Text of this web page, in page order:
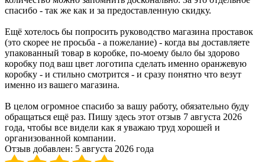
спасибо - так же как и за предоставленную скидку.
Ещё хотелось бы попросить руководство магазина проставок
(это скорее не просьба - а пожелание) - когда вы доставляете
упакованный товар в коробке, по-моему было бы здорово
коробку под ваш цвет логотипа сделать именно оранжевую
коробку - и стильно смотрится - и сразу понятно что везут
именно из вашего магазина.
В целом огромное спасибо за вашу работу, обязательно буду
обращаться ещё раз. Пишу здесь этот отзыв 7 августа 2026
года, чтобы все видели как я уважаю труд хорошей и
организованной компании.
Отзыв добавлен: 5 августа 2026 года